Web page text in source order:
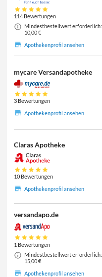
114 Bewertungen
Mindestbestellwert erforderlich:
10,00 €
Apothekenprofil ansehen
mycare Versandapotheke
3 Bewertungen
Apothekenprofil ansehen
Claras Apotheke
10 Bewertungen
Apothekenprofil ansehen
versandapo.de
1 Bewertungen
Mindestbestellwert erforderlich:
15,00 €
Apothekenprofil ansehen